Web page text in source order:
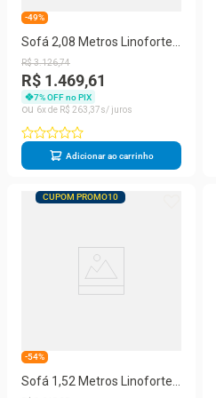
-49%
Sofá 2,08 Metros Linoforte
Nature, 4 Lugares, Suede
Veludo, Espuma D-33
R$3.126,74
R$ 1.469,61
7% OFF no PIX
6
R$ 263 37
Adicionar ao carrinho
CUPOM PROMO10
-54%
Sofá 1,52 Metros Linoforte